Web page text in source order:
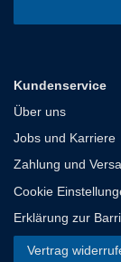
Kundenservice
Über uns
Jobs und Karriere
Zahlung und
Cookie
Erklärung zur
Vertrag